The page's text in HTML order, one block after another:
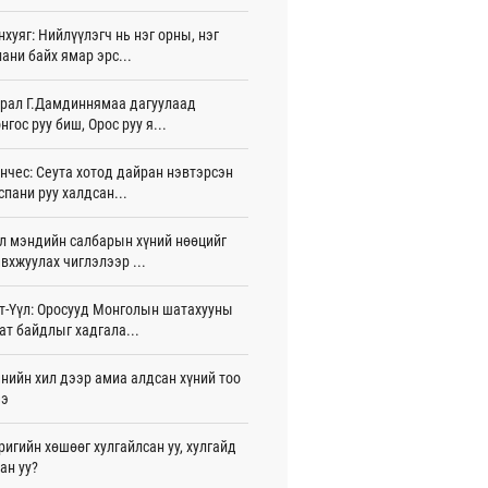
цаг 12 мин
Н.Амарзаяа: 32 хуудастай
дэвтэр долоо хоногт л дүүрдэг
цаг 21 мин
байна
цаг 51 мин
80 мянган евро хандивлажээ
цаг 22 мин
өртэй шатахуун импортлогч ААН-
дансыг битүүмжлэхгүй
32 мин
аагим халуун өдрүүд үргэлжилсээр
цаг 32 мин
шигшээ баг Азийн наадам-д
Нийлүүлэгч нь нэг орны, нэг
байх ямар эрс...
Г.Дамдиннямаа дагуулаад
руу биш, Орос руу я...
Сеута хотод дайран нэвтэрсэн
руу халдсан...
мэндийн салбарын хүний нөөцийг
чиглэлээр ...
Үүл: Оросууд Монголын шатахууны
байдлыг хадгала...
хил дээр амиа алдсан хүний тоо
хөшөөг хулгайлсан уу, хулгайд
уу?